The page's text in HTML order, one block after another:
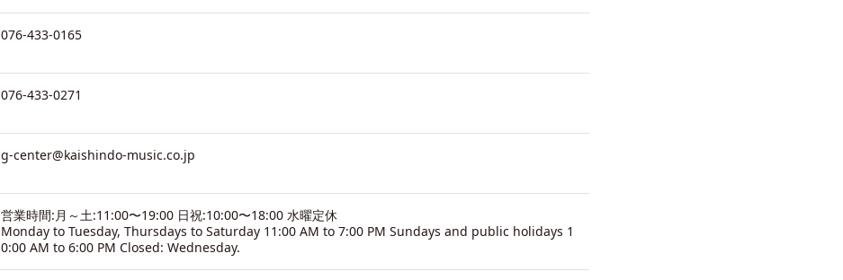
076-433-0165
076-433-0271
g-center@kaishindo-music.co.jp
営業時間:月～土:11:00〜19:00 日祝:10:00〜18:00 水曜定休
Monday to Tuesday, Thursdays to Saturday 11:00 AM to 7:00 PM Sundays and public holidays 1
0:00 AM to 6:00 PM Closed: Wednesday.